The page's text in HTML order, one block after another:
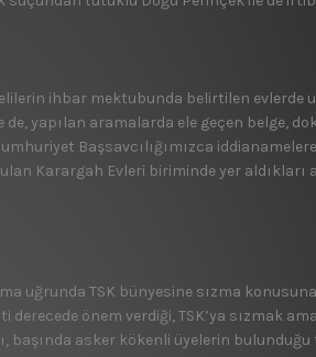
ihbar mektubunda belirtilen evlerde
yapılan aramalarda ele geçen belge,
Başsavcılığımızca
Karargah Evleri biriminde yer aldıkları
uğrunda TSK bünyesine sızma
önem verdiği, TSK’ya sızmak
başında asker kökenli üyelerin